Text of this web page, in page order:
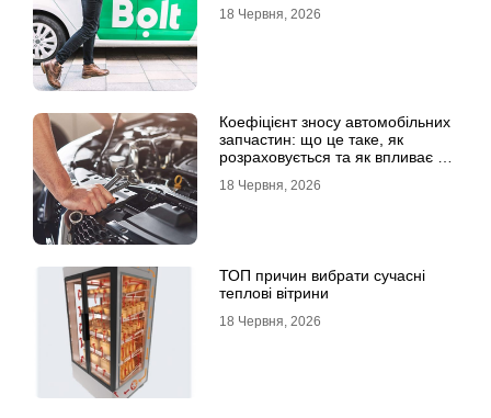
18 Червня, 2026
Коефіцієнт зносу автомобільних
запчастин: що це таке, як
розраховується та як впливає на
18 Червня, 2026
ТОП причин вибрати сучасні
теплові вітрини
18 Червня, 2026